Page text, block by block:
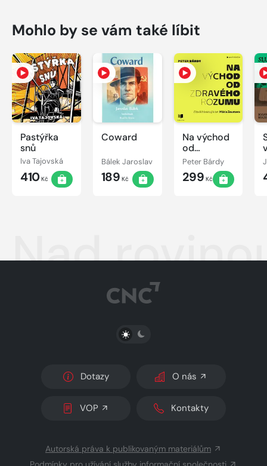
Mohlo by se vám také líbit
Pastýřka
snů
Iva Tajovská
410Kč
Coward
Bálek Jaroslav
189 Kč
Na východ
od
zdravého
rozumu
Peter Bárdy
299 Kč
Nad
PŘEPNOUT SVĚTLÝ/TMAVÝ REŽIM
Dotazy O nás
VOP Kontakty
Autorská práva k publikovaným materiálům